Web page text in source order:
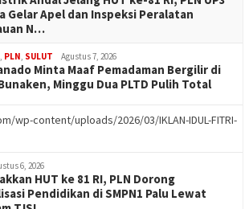
Gelar Apel dan Inspeksi Peralatan
N…
PLN SULUT Agustus 7, 2026
Minta Maaf Pemadaman Bergilir di
Minggu Dua PLTD Pulih Total
wp-content/uploads/2026/03/IKLAN-IDUL-FITRI-
6, 2026
HUT ke 81 RI, PLN Dorong
Pendidikan di SMPN1 Palu Lewat